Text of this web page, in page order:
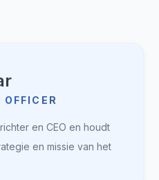
en CEO en houdt
en missie van het